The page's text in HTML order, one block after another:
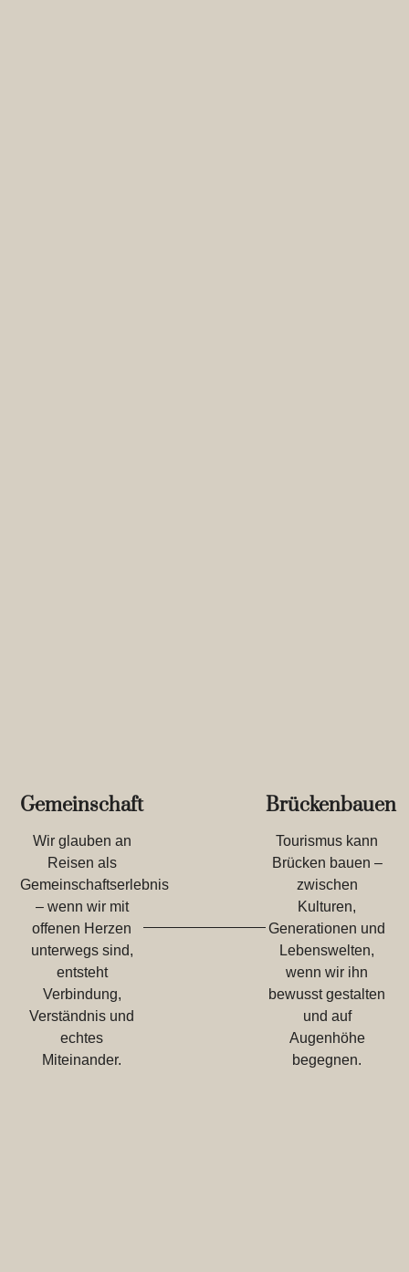
Gemeinschaft
Wir glauben an
Reisen als
Gemeinschaftserlebnis
– wenn wir mit
offenen Herzen
unterwegs sind,
entsteht
Verbindung,
Verständnis und
echtes
Miteinander.
Brückenbauen
Tourismus kann
Brücken bauen –
zwischen
Kulturen,
Generationen und
Lebenswelten,
wenn wir ihn
bewusst gestalten
und auf
Augenhöhe
begegnen.